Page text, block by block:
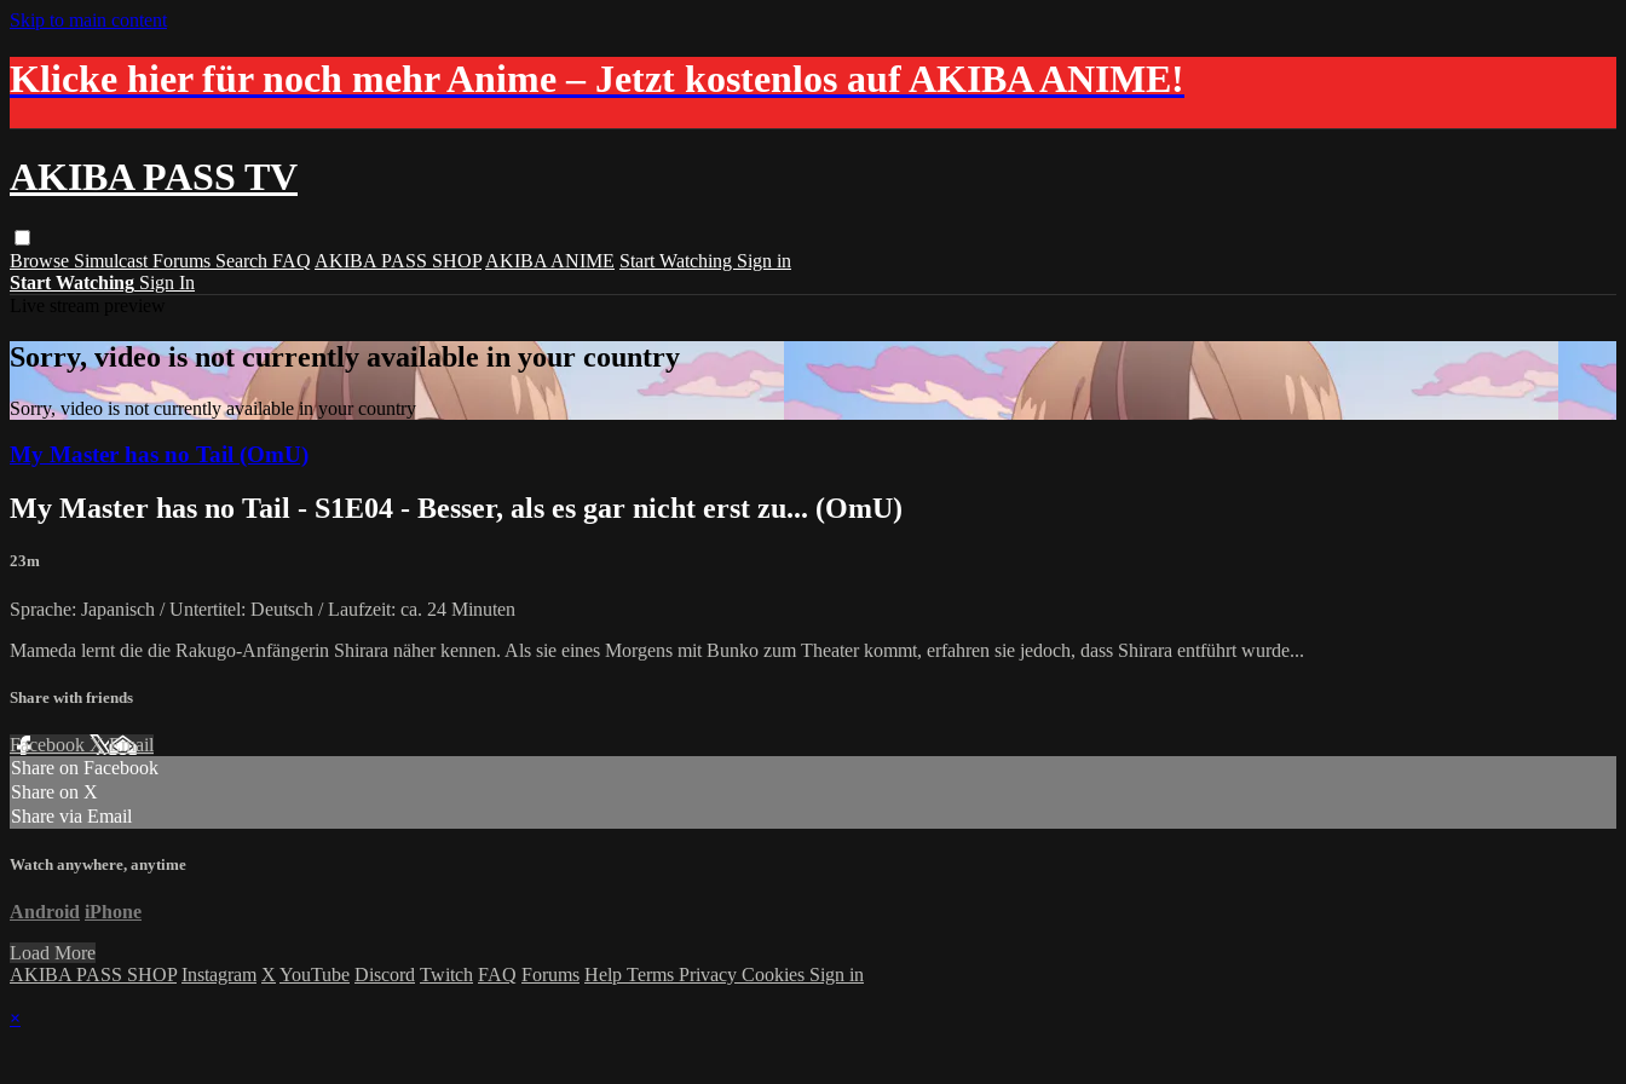
Skip to main content
Klicke hier für noch mehr Anime – Jetzt kostenlos auf AKIBA ANIME!
AKIBA PASS TV
Browse Simulcast Forums Search FAQ AKIBA PASS SHOP AKIBA ANIME Start Watching Sign in
Start Watching Sign In
Sorry, video is not currently available in your country
Sorry, video is not currently available in your country
My Master has no Tail (OmU)
My Master has no Tail - S1E04 - Besser, als es gar nicht erst zu... (OmU)
23m
Sprache: Japanisch / Untertitel: Deutsch / Laufzeit: ca. 24 Minuten
Mameda lernt die die Rakugo-Anfängerin Shirara näher kennen. Als sie eines Morgens mit Bunko zum Theater kommt, erfahren sie jedoch, dass Shirara entführt wurde...
Share with friends
Facebook XEmail
Share on Facebook
Share on X
Share via Email
Watch anywhere, anytime
Android iPhone
Load More
AKIBA PASS SHOP Instagram X YouTube Discord Twitch FAQ Forums Help Terms Privacy Cookies Sign in
×